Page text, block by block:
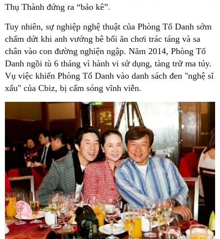
Thụ Thành đứng ra “bảo kê”.
Tuy nhiên, sự nghiệp nghệ thuật của Phòng Tổ Danh sớm
chấm dứt khi anh vướng bê bối ăn chơi trác táng và sa
chân vào con đường nghiện ngập. Năm 2014, Phòng Tổ
Danh ngồi tù 6 tháng vì hành vi sử dụng, tàng trữ ma túy.
Vụ việc khiến Phòng Tổ Danh vào danh sách đen "nghệ sĩ
xấu" của Cbiz, bị cấm sóng vĩnh viễn.